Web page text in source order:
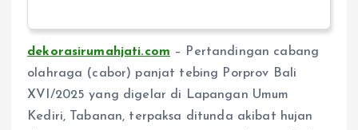
dekorasirumahjati.com – Pertandingan cabang
olahraga (cabor) panjat tebing Porprov Bali
XVI/2025 yang digelar di Lapangan Umum
Kediri, Tabanan, terpaksa ditunda akibat hujan